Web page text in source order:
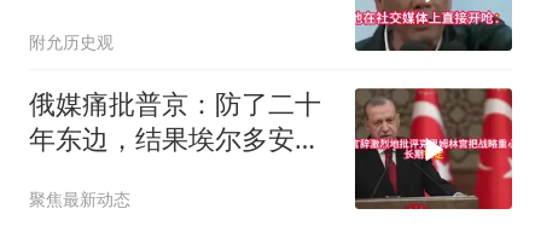
附允历史观
俄媒痛批普京：防了二十
年东边，结果埃尔多安把
聚焦最新动态